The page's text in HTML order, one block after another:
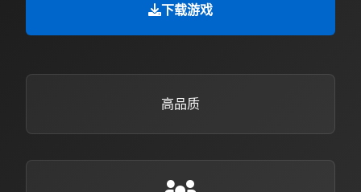
下载游戏
高品质